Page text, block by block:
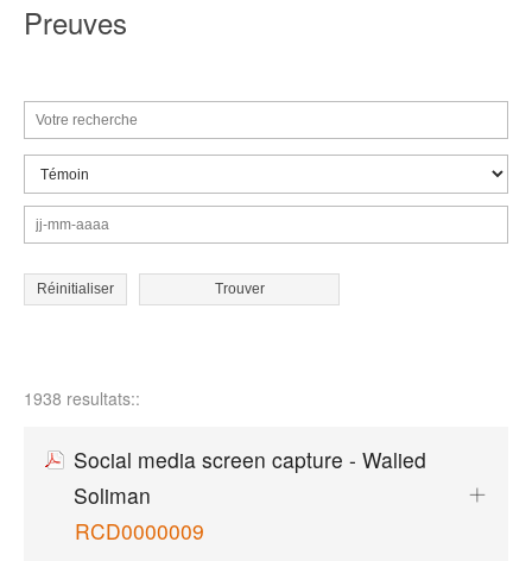
Preuves
Réinitialiser
1938 resultats::
Social media screen capture - Walied
Soliman
RCD0000009